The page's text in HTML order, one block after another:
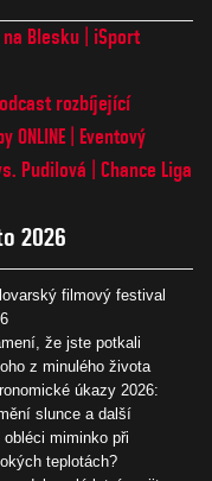
na Blesku
iSport
rozbíjející
ONLINE
Eventový
Pudilová
Chance Liga
2026
filmový festival
že jste potkali
z minulého života
úkazy 2026:
slunce a další
obléci miminko při
teplotách?